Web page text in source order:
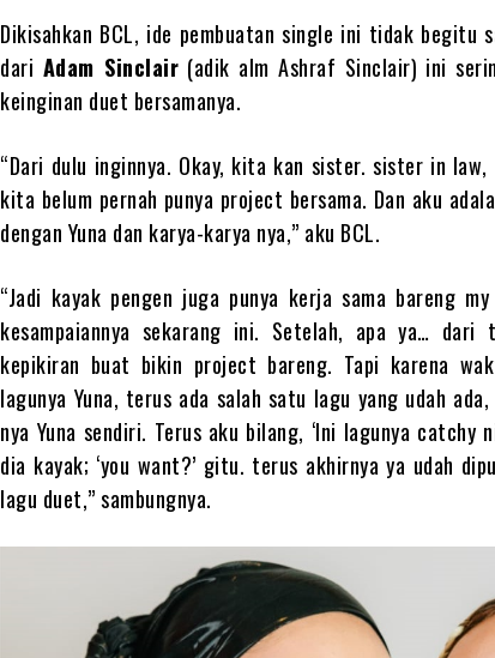
Dikisahkan BCL, ide pembuatan single ini tidak begitu
dari Adam Sinclair (adik alm Ashraf Sinclair) ini
keinginan duet bersamanya.
“Dari dulu inginnya. Okay, kita kan sister. sister in law,
kita belum pernah punya project bersama. Dan aku
dengan Yuna dan karya-karya nya,” aku BCL.
“Jadi kayak pengen juga punya kerja sama bareng
kesampaiannya sekarang ini. Setelah, apa ya… dari
kepikiran buat bikin project bareng. Tapi karena
lagunya Yuna, terus ada salah satu lagu yang udah
nya Yuna sendiri. Terus aku bilang, ‘Ini lagunya catchy
dia kayak; ‘you want?’ gitu. terus akhirnya ya udah
lagu duet,” sambungnya.